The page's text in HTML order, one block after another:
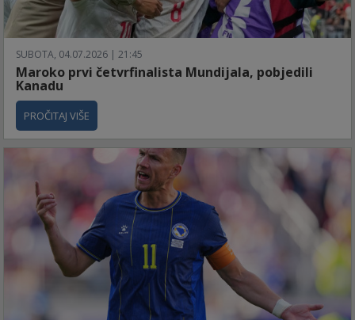
SUBOTA, 04.07.2026 | 21:45
Maroko prvi četvrfinalista Mundijala, pobjedili
Kanadu
PROČITAJ VIŠE